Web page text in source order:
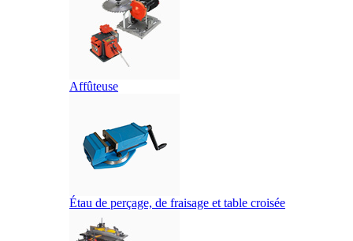
Affûteuse
Étau de perçage, de fraisage et table croisée